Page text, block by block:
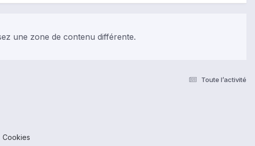
une zone de contenu différente.
Toute l’activité
Cookies